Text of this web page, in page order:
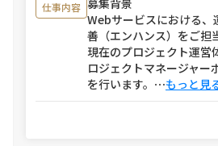
仕事内容 募集背景
Webサービスにおける、
善（エンハンス）をご担
現在のプロジェクト運営
ロジェクトマネージャー
を行います。 ⋯もっと見